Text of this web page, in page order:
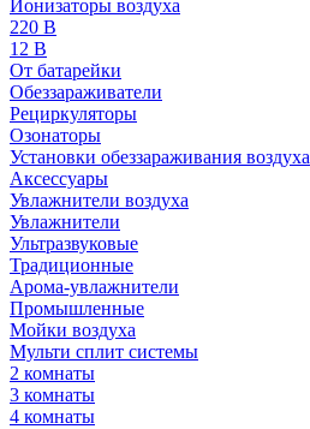
Ионизаторы воздуха
220 В
12 В
От батарейки
Обеззараживатели
Рециркуляторы
Озонаторы
Установки обеззараживания воздуха
Аксессуары
Увлажнители воздуха
Увлажнители
Ультразвуковые
Традиционные
Арома-увлажнители
Промышленные
Мойки воздуха
Мульти сплит системы
2 комнаты
3 комнаты
4 комнаты